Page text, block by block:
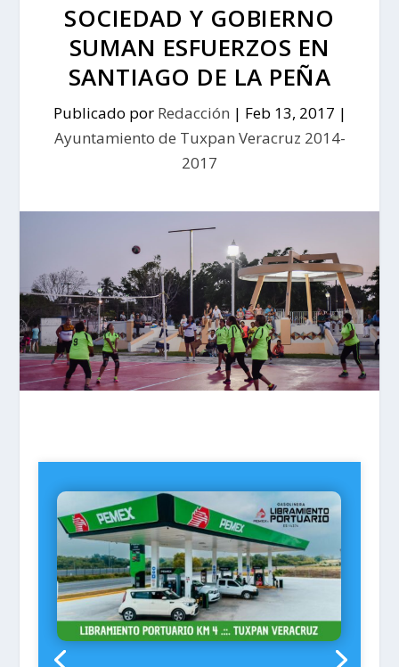
SOCIEDAD Y GOBIERNO
SUMAN ESFUERZOS EN
SANTIAGO DE LA PEÑA
Publicado por Redacción | Feb 13, 2017 |
Ayuntamiento de Tuxpan Veracruz 2014-
2017